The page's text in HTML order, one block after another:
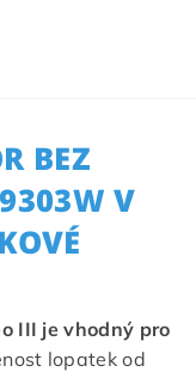
BEZ
V
III je vhodný pro
lopatek od